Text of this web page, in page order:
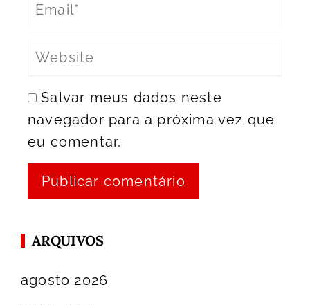
Salvar meus dados neste
navegador para a próxima vez que
eu comentar.
ARQUIVOS
agosto 2026